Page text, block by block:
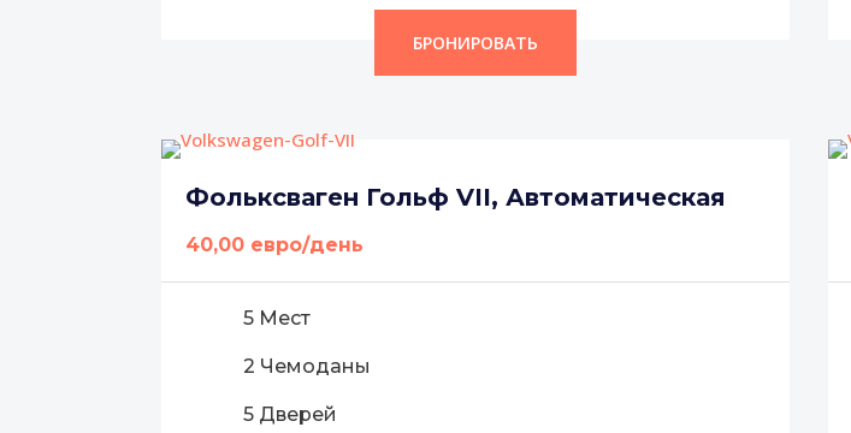
БРОНИРОВАТЬ
Фольксваген Гольф VII, Автоматическая
40,00 евро/день
5 Мест
2 Чемоданы
5 Дверей